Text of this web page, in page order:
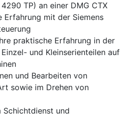
TP) an einer DMG CTX
Erfahrung mit der Siemens
praktische Erfahrung in der
und Kleinserienteilen auf
und Bearbeiten von
sowie im Drehen von
Schichtdienst und